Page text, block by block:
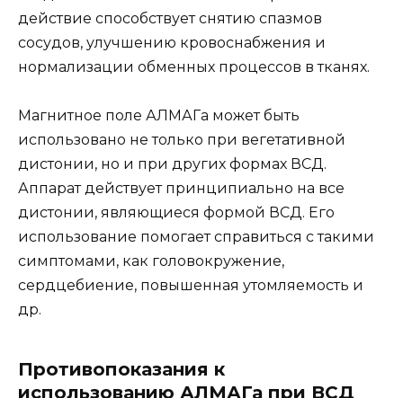
действие способствует снятию спазмов
сосудов, улучшению кровоснабжения и
нормализации обменных процессов в тканях.
Магнитное поле АЛМАГа может быть
использовано не только при вегетативной
дистонии, но и при других формах ВСД.
Аппарат действует принципиально на все
дистонии, являющиеся формой ВСД. Его
использование помогает справиться с такими
симптомами, как головокружение,
сердцебиение, повышенная утомляемость и
др.
Противопоказания к
использованию АЛМАГа при ВСД